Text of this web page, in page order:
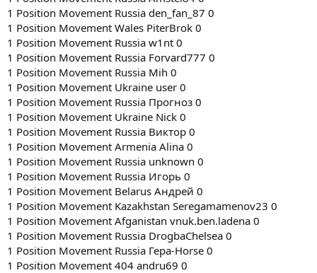
1 Position Movement Russia den_fan_87 0
1 Position Movement Wales PiterBrok 0
1 Position Movement Russia w1nt 0
1 Position Movement Russia Forvard777 0
1 Position Movement Russia Mih 0
1 Position Movement Ukraine user 0
1 Position Movement Russia Прогноз 0
1 Position Movement Ukraine Nick 0
1 Position Movement Russia Виктор 0
1 Position Movement Armenia Alina 0
1 Position Movement Russia unknown 0
1 Position Movement Russia Игорь 0
1 Position Movement Belarus Андрей 0
1 Position Movement Kazakhstan Seregamamenov23 0
1 Position Movement Afganistan vnuk.ben.ladena 0
1 Position Movement Russia DrogbaChelsea 0
1 Position Movement Russia Гера-Horse 0
1 Position Movement 404 andru69 0